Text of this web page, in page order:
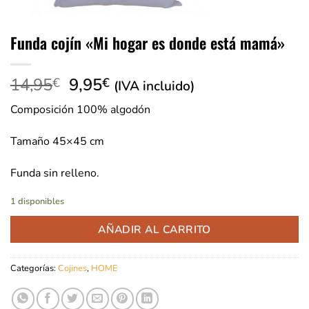
Funda cojín «Mi hogar es donde está mamá»
14,95€ El
precio
original
era:
14,95€.
9,95€El
precio
actual
(IVA incluido)
Composición 100% algodón
Tamaño 45×45 cm
Funda sin relleno.
1 disponibles
AÑADIR AL CARRITO
Categorías: Cojines, HOME